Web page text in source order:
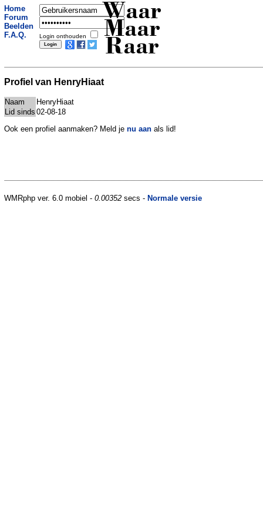
Home
Forum
Beelden
F.A.Q.
Login onthouden
Waar
Maar
Raar
Profiel van HenryHiaat
Naam
HenryHiaat
Lid sinds 02-08-18
Ook een profiel aanmaken? Meld je nu aan als lid!
WMRphp ver. 6.0 mobiel - 0.00352 secs - Normale versie